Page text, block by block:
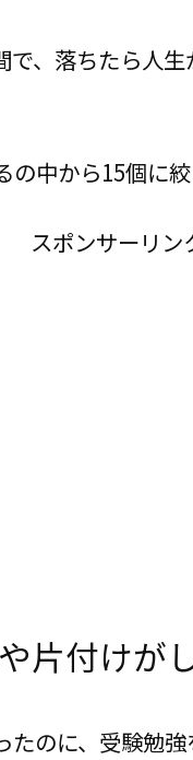
、落ちたら人
中から15個に絞
スポンサーリン
片付けが
たのに、受験勉